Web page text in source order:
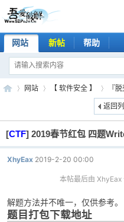
网站 新帖 帮助
吾 »
网站
›
【 软件安全 】
›
『
返回
[CTF] 2019春节红包 四题
XhyEax 2019-2-20 00:00
本帖最后由
解题方法并不唯一，仅供参考。
题目打包下载地址